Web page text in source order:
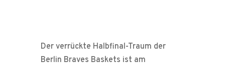
Der verrückte Halbfinal-Traum der
Berlin Braves Baskets ist am